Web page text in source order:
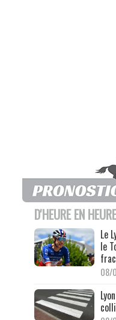
D'HEURE EN HEURE
Le
le
08/